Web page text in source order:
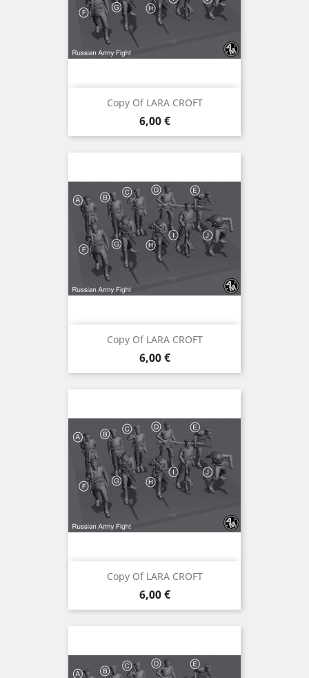
Copy Of LARA CROFT
Preis
6,00 €
Copy Of LARA CROFT
Preis
6,00 €
Copy Of LARA CROFT
Preis
6,00 €